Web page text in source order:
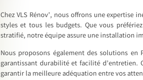
Chez VLS Rénov’, nous offrons une expertise
styles et tous les budgets. Que vous
stratifié, notre équipe assure une installation
Nous proposons également des solutions
garantissant durabilité et facilité d’entretien.
garantir la meilleure adéquation entre vos